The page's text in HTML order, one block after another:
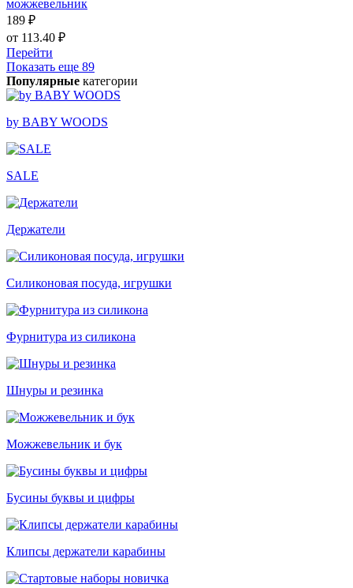
можжевельник
189 ₽
от 113.40 ₽
Перейти
Показать еще 89
Популярные категории
by BABY WOODS
SALE
Держатели
Силиконовая посуда, игрушки
Фурнитура из силикона
Шнуры и резинка
Можжевельник и бук
Бусины буквы и цифры
Клипсы держатели карабины